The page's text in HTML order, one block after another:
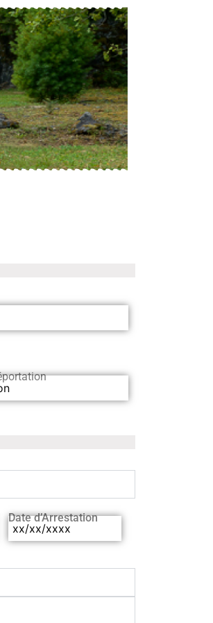
Date d’Arrestation
xx/xx/xxxx